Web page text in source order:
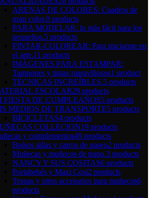
ARENAS DE COLORES: Cuadros de
gran color.0 products
PARA MODELAR: lo más fácil para los
pequeños.5 products
PINTAR-COLOREAR: Para iniciarme en
el arte.11 products
IMÁGENES PARA ESTAMPAR:
Tampones y tintas maravillosos1 product
TÉCNICAS INCREÍBLES.5 products
ESCOLAR29 products
FIESTA DE CUMPLEAÑOS5 products
MEDIOS DE TRANSPORTE5 products
BICICLETAS4 products
COLLECION19 products
y complementos49 products
Bolsos sillas y carros de paseo2 products
Muñecas y muñecos de trapo.3 products
NANCY Y SUS COSITAS6 products
Portabebés y Maxi Cosi2 products
Tronas y otros accesorios para muñecos6
products